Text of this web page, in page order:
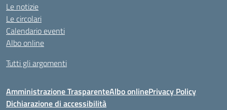
Le notizie
Le circolari
Calendario eventi
Albo online
Tutti gli argomenti
Amministrazione TrasparenteAlbo onlinePrivacy Policy
Dichiarazione di accessibilità